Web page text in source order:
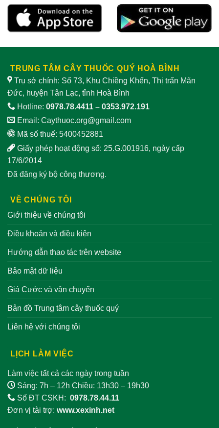
giảm
sinh
lý
nam
lưu ý
khi
sử
dụng
TRUNG TÂM CÂY THUỐC QUÝ HOÀ BÌNH
Trụ sở chính: Số 73, Khu Chiềng Khến, Thị trấn Mãn
Đức, huyện Tân Lạc, tỉnh Hoà Bình
Hotline: 0978.78.4411 – 0353.972.191
Email: Caythuoc.org@gmail.com
Mã số thuế: 5400452881
Giấy phép hoạt động số: 25.G.001916, ngày cấp
17/6/2014
Đã đăng ký bộ công thương.
VỀ CHÚNG TÔI
Giới thiệu về chúng tôi
Điều khoản và điều kiện
Hướng dẫn thao tác trên website
Bảo mật dữ liệu
Giá Cước và vận chuyển
Bản đồ Trung tâm cây thuốc quý
Liên hệ với chúng tôi
LỊCH LÀM VIỆC
Làm việc tất cả các ngày trong tuần
Sáng: 7h – 12h Chiều: 13h30 – 19h30
Số ĐT CSKH: 0978.78.44.11
Đơn vị tài trợ: www.xexinh.net